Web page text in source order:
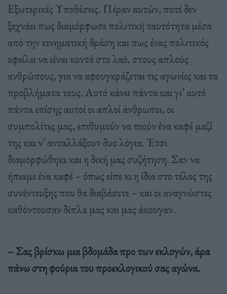
Εξωτερικές Υποθέσεις. Πέραν αυτών, ποτέ δεν
ξεχνάει πως διαμόρφωσε πολιτική ταυτότητα μέσα
από την κινηματική δράση και πως ένας πολιτικός
οφείλει να είναι κοντά στο λαό, στους απλούς
ανθρώπους, για να αφουγκράζεται τις αγωνίες και τα
προβλήματα τους. Αυτό κάνει πάντα και γι’ αυτό
πάντα επίσης αυτοί οι απλοί άνθρωποι, οι
συμπολίτες μας, επιθυμούν να πιούν ένα καφέ μαζί
της και ν’ ανταλλάξουν δυο λόγια. Έτσι
διαμορφώθηκε και η δική μας συζήτηση. Σαν να
ήπιαμε ένα καφέ – όπως είπε κι η ίδια στο τέλος της
συνέντευξης που θα διαβάσετε – και οι αναγνώστες
καθόντουσαν δίπλα μας και μας άκουγαν.
– Σας βρίσκω μια βδομάδα προ των εκλογών, άρα
πάνω στη φούρια του προεκλογικού σας αγώνα.